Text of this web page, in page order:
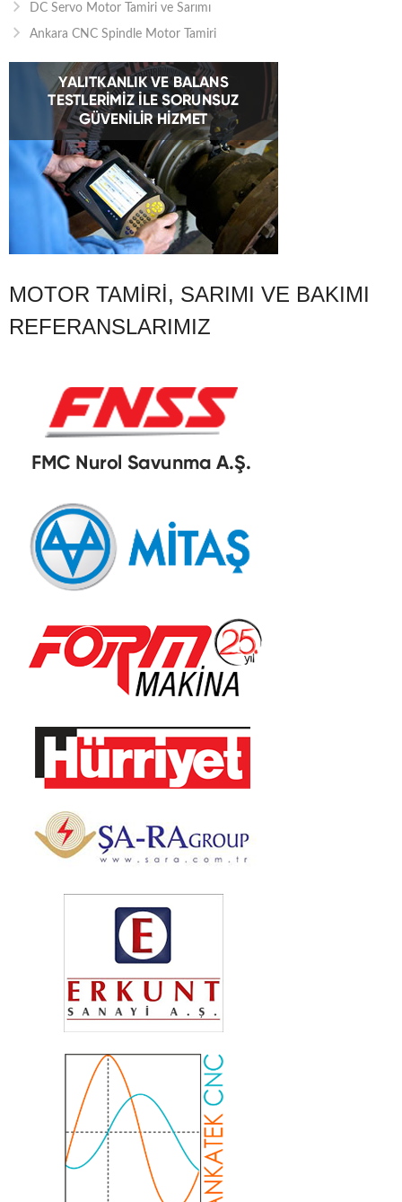
DC Servo Motor Tamiri ve Sarımı
Ankara CNC Spindle Motor Tamiri
MOTOR TAMIRI, SARIMI VE BAKIMI
REFERANSLARIMIZ